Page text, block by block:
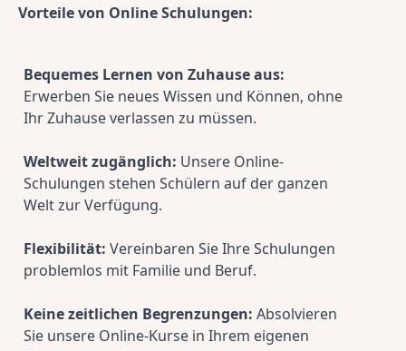
Vorteile von Online Schulungen:
Bequemes Lernen von Zuhause aus:
Erwerben Sie neues Wissen und Können, ohne
Ihr Zuhause verlassen zu müssen.
Weltweit zugänglich: Unsere Online-
Schulungen stehen Schülern auf der ganzen
Welt zur Verfügung.
Flexibilität: Vereinbaren Sie Ihre Schulungen
problemlos mit Familie und Beruf.
Keine zeitlichen Begrenzungen: Absolvieren
Sie unsere Online-Kurse in Ihrem eigenen